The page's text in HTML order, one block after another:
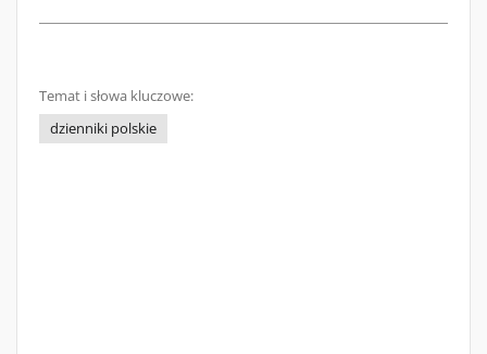
Temat i słowa kluczowe:
dzienniki polskie